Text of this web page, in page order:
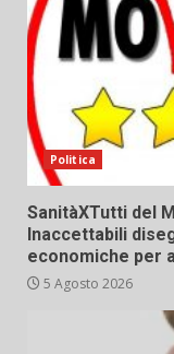
Politica
SanitàXTutti del
Inaccettabili
economiche per
5 Agosto 2026